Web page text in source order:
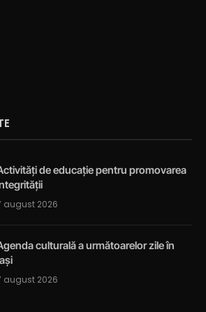
de educație pentru promovarea
august 2026
culturală a următoarelor zile în
august 2026